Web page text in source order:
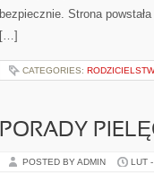
bezpiecznie. Strona
[…]
CATEGORIES:
PORADY
POSTED BY ADMIN LUT